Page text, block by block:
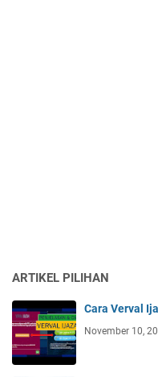
ARTIKEL PILIHAN
Cara Verval
November 10,